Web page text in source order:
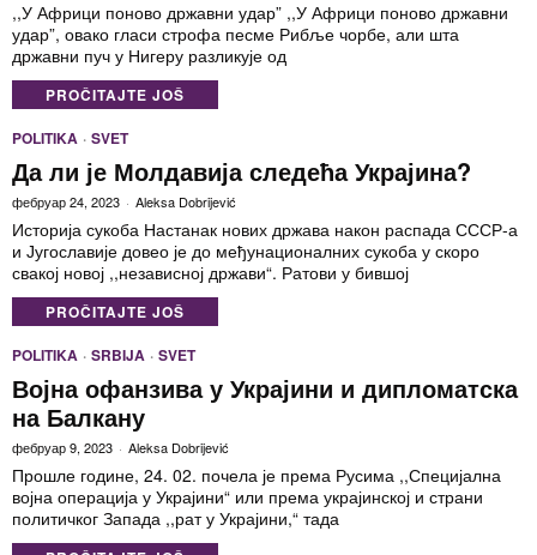
,,У Африци поново државни удар” ,,У Африци поново државни
удар”, овако гласи строфа песме Рибље чорбе, али шта
државни пуч у Нигеру разликује од
PROČITAJTE JOŠ
POLITIKA · SVET
Да ли је Молдавија следећа Украјина?
фебруар 24, 2023 Aleksa Dobrijević
Историја сукоба Настанак нових држава након распада СССР-а
и Југославије довео је до међунационалних сукоба у скоро
свакој новој ,,независној држави“. Ратови у бившој
PROČITAJTE JOŠ
POLITIKA · SRBIJA · SVET
Војна офанзива у Украјини и дипломатска
на Балкану
фебруар 9, 2023 Aleksa Dobrijević
Прошле године, 24. 02. почела је према Русима ,,Специјална
војна операција у Украјини“ или према украјинској и страни
политичког Запада ,,рат у Украјини,“ тада